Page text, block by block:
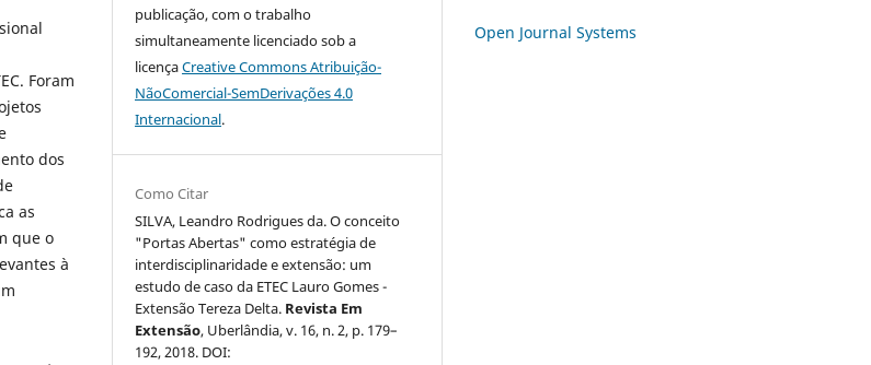
Foram
dos
as
que o
à
publicação, com o trabalho
simultaneamente licenciado sob a
licençaCreative Commons Atribuição-
NãoComercial-SemDerivações 4.0
Internacional.
Como Citar
SILVA, Leandro Rodrigues da. O conceito
"Portas Abertas" como estratégia de
interdisciplinaridade e extensão: um
estudo de caso da ETEC Lauro Gomes -
Extensão Tereza Delta. Revista Em
Extensão, Uberlândia, v. 16, n. 2, p. 179–
192, 2018. DOI:
Open Journal Systems